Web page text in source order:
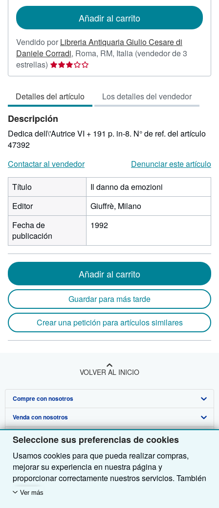
Seleccione sus preferencias de cookies
Usamos cookies para que pueda realizar compras,
mejorar su experiencia en nuestra página y
proporcionar correctamente nuestros servicios. También
utilizamos cookies para comprender el modo en que los
Ver más
envío
Añadir al carrito
Vendido por Libreria Antiquaria Giulio Cesare di
Daniele Corradi, Roma, RM, Italia (vendedor de 3
estrellas) Calificación
del
3
de
5
estrellas
Detalles del artículo Los detalles del vendedor
Descripción
Dedica dell\'Autrice VI + 191 p. in-8. N° de ref. del artículo
47392
Contactar al vendedor
Denunciar este artículo
Título
Il danno da emozioni
Editor
Giuffrè, Milano
Fecha de
publicación
1992
Añadir al carrito
Guardar para más tarde
Crear una petición para artículos similares
VOLVER AL INICIO
Compre con nosotros
Búsqueda avanzada
Colecciones
Mi cuenta
Mis pedidos
Ver carrito
Venda con nosotros
Comenzar a vender
Únase a nuestro programa de afiliados
Recomiende un vendedor
Sobre nosotros
Sobre IberLibro
Medios
Empleo
Obtener Ayuda
Preguntas frecuentes y guías
Atención al Cliente
Otras compañías de AbeBooks
AbeBooks.com
Siga a IberLibro